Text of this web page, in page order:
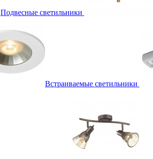
Подвесные светильники
Встраиваемые светильники